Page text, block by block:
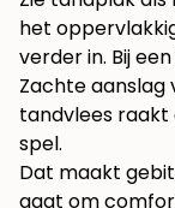
het
verder in. Bij
Zachte
tandvlees
spel.
Dat maakt
gaat om